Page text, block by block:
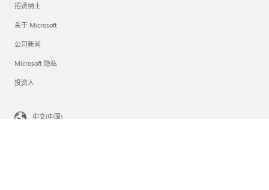
招贤纳士
关于 Microsoft
公司新闻
Microsoft 隐私
投资人
中文(中国)